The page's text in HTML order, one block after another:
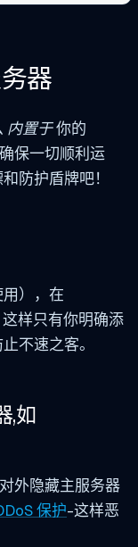
器
内置于你的
保一切顺利运
防护盾牌吧！
），在
样只有你明确添
不速之客。
,如
外隐藏主服务器
保护-这样恶